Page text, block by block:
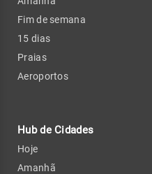
Fim de semana
15 dias
Praias
Aeroportos
Hub de Cidades
Hoje
Amanhã